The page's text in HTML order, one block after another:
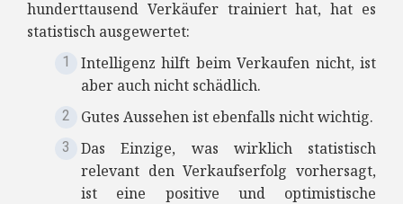
hunderttausend Verkäufer trainiert hat, hat es
statistisch ausgewertet:
Intelligenz hilft beim Verkaufen nicht, ist
aber auch nicht schädlich.
Gutes Aussehen ist ebenfalls nicht wichtig.
Das Einzige, was wirklich statistisch
relevant den Verkaufserfolg vorhersagt,
ist eine positive und optimistische